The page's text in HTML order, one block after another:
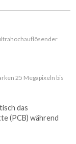
25 Megapixeln bis
das
(PCB) während